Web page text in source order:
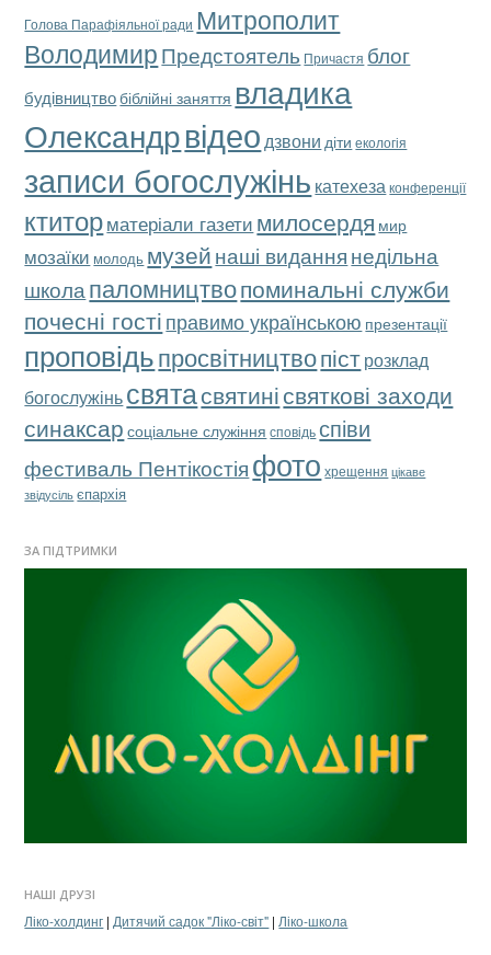
Голова Парафіяльної ради Митрополит
ВолодимирПредстоятель Причастя блог
будівництвобіблійні заняття владика
Олександрвідеодзвони діти екологія
записи богослужінь катехезаконференції
ктиторматеріали газети милосердя мир
мозаїки молодь музейнаші виданнянедільна
школапаломництвопоминальні служби
почесні гості правимо українською презентації
проповідьпросвітництвопістрозклад
богослужіньсвятасвятинісвяткові заходи
синаксар соціальне служіння сповідьспіви
фестиваль Пентікостіяфото хрещення цікаве
звідусіль єпархія
ЗА ПІДТРИМКИ
НАШІ ДРУЗІ
Ліко-холдинг | Дитячий садок "Ліко-світ" | Ліко-школа